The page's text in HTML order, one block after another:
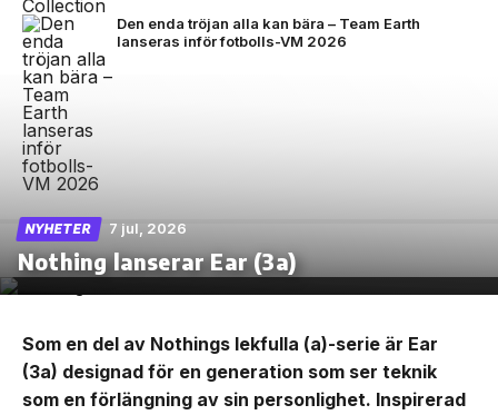
Den enda tröjan alla kan bära – Team Earth
lanseras inför fotbolls-VM 2026
NYHETER 7 jul, 2026
Nothing lanserar Ear (3a)
Som en del av Nothings lekfulla (a)-serie är Ear
(3a) designad för en generation som ser teknik
som en förlängning av sin personlighet. Inspirerad